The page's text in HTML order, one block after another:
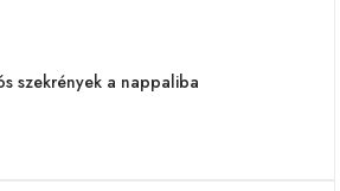
szekrények a nappaliba